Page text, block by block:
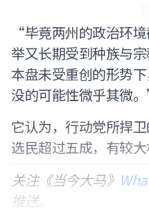
“毕竟两州的政治环
举又长期受到种族与
本盘未受重创的形势
没的可能性微乎其微。
它认为，行动党所捍
选民超过五成，有较大
关注《当今大马》
推送。